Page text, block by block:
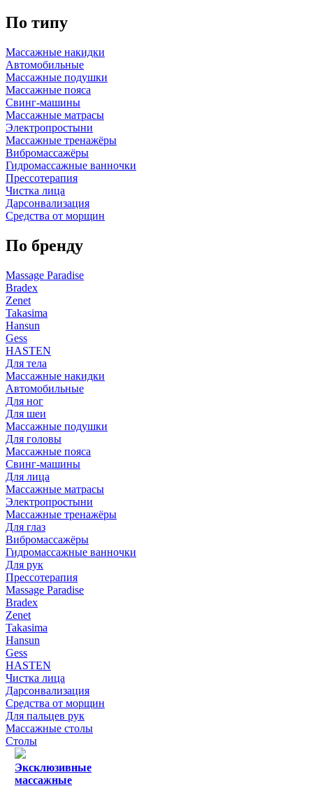
По типу
Массажные накидки
Автомобильные
Массажные подушки
Массажные пояса
Свинг-машины
Массажные матрасы
Электропростыни
Массажные тренажёры
Вибромассажёры
Гидромассажные ванночки
Прессотерапия
Чистка лица
Дарсонвализация
Средства от морщин
По бренду
Massage Paradise
Bradex
Zenet
Takasima
Hansun
Gess
HASTEN
Для тела
Массажные накидки
Автомобильные
Для ног
Для шеи
Массажные подушки
Для головы
Массажные пояса
Свинг-машины
Для лица
Массажные матрасы
Электропростыни
Массажные тренажёры
Для глаз
Вибромассажёры
Гидромассажные ванночки
Для рук
Прессотерапия
Massage Paradise
Bradex
Zenet
Takasima
Hansun
Gess
HASTEN
Чистка лица
Дарсонвализация
Средства от морщин
Для пальцев рук
Массажные столы
Столы
Эксклюзивные
массажные